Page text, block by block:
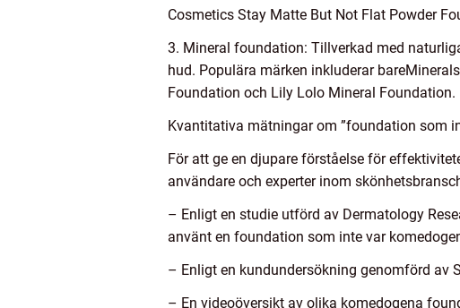
Cosmetics Stay Matte But Not Flat Powder
3. Mineral foundation: Tillverkad med
hud. Populära märken inkluderar
Foundation och Lily Lolo Mineral Foundation.
Kvantitativa mätningar om ”foundation som
För att ge en djupare förståelse för
användare och experter inom
– Enligt en studie utförd av Dermatology
använt en foundation som inte var
– Enligt en kundundersökning genomförd av
– En videoöversikt av olika komedogena